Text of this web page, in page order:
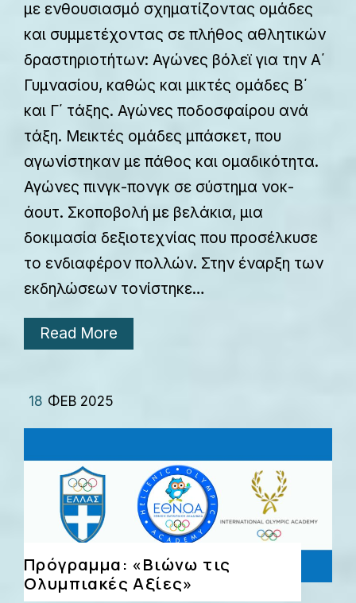
με ενθουσιασμό σχηματίζοντας ομάδες
και συμμετέχοντας σε πλήθος αθλητικών
δραστηριοτήτων: Αγώνες βόλεϊ για την Α΄
Γυμνασίου, καθώς και μικτές ομάδες Β΄
και Γ΄ τάξης. Αγώνες ποδοσφαίρου ανά
τάξη. Μεικτές ομάδες μπάσκετ, που
αγωνίστηκαν με πάθος και ομαδικότητα.
Αγώνες πινγκ-πονγκ σε σύστημα νοκ-
άουτ. Σκοποβολή με βελάκια, μια
δοκιμασία δεξιοτεχνίας που προσέλκυσε
το ενδιαφέρον πολλών. Στην έναρξη των
εκδηλώσεων τονίστηκε…
Read More
18 ΦΕΒ 2025
Πρόγραμμα: «Βιώνω τις
Ολυμπιακές Αξίες»